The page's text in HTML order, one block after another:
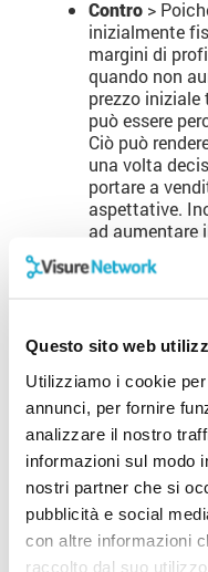
Questo sito web
Utilizziamo i cookie
annunci, per fornire
analizzare il nostro
informazioni sul modo
nostri partner che si
pubblicità e social
con altre informazioni
raccolto dal suo
Contro >
inizialmente
margini di
quando non
prezzo
può essere
Ciò può
una volta
portare a
aspettative.
ad aumentare
azione
resistenza dei
prezzi)
La scrematura
l’impostazione
servizio di
generare più
numero di
acquistarlo a